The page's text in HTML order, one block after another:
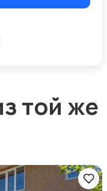
той же